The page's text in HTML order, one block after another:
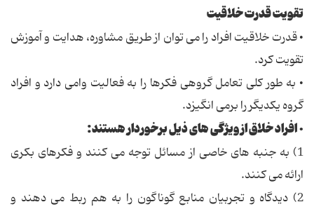
تقویت قدرت خلاقیت
• قدرت خلاقیت افراد را می توان از طریق مشاوره، هدایت و آموزش
تقویت کرد.
• به طور کلی تعامل گروهی فکرها را به فعالیت وامی دارد و افراد
گروه یکدیگر را برمی انگیزد.
• افراد خلاق از ویژگی های ذیل برخوردار هستند:
1) به جنبه های خاصی از مسائل توجه می کنند و فکرهای بکری
ارائه می کنند.
2) دیدگاه و تجربیان منابع گوناگون را به هم ربط می دهند و